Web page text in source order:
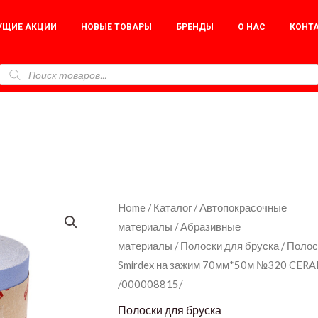
АКЦИИ НОВЫЕ ТОВАРЫ БРЕНДЫ О НАС
Home /Каталог /Автопокрасочные
материалы /Абразивные
материалы /Полоски для бруска /
Smirdex на зажим 70мм*50м №320
/000008815/
Полоски для бруска
Полоски
в
рулоне
Smirdex
на
зажим